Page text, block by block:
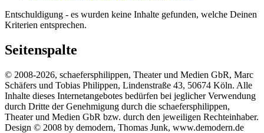
Entschuldigung - es wurden keine Inhalte gefunden, welche Deinen
Kriterien entsprechen.
Seitenspalte
© 2008-2026, schaefersphilippen, Theater und Medien GbR, Marc
Schäfers und Tobias Philippen, Lindenstraße 43, 50674 Köln. Alle
Inhalte dieses Internetangebotes bedürfen bei jeglicher Verwendung
durch Dritte der Genehmigung durch die schaefersphilippen,
Theater und Medien GbR bzw. durch den jeweiligen Rechteinhaber.
Design © 2008 by demodern, Thomas Junk, www.demodern.de